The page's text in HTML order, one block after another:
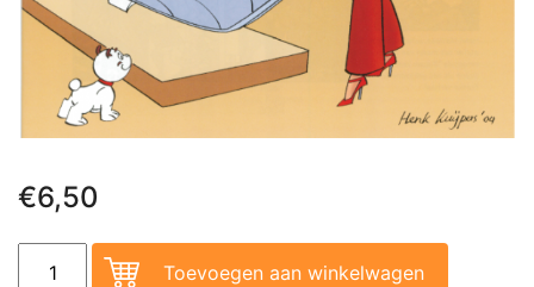
€6,50
Franka Magazine 12 aantal
Toevoegen aan winkelwagen